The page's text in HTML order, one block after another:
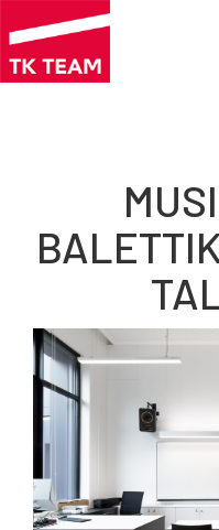
Hyppää